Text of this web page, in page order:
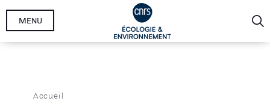
Aller
MENU
Fil
Accueil